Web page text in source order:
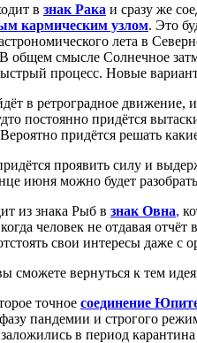
в знак Рака и сразу же
кармическим узлом. Это
лета в
В общем смысле Солнечное
процесс. Новые
в ретроградное движение,
постоянно придётся
придётся решать
проявить силу и
июня можно будет
из знака Рыб в знак Овна,
человек не отдавая
свои интересы даже с
вернуться к тем
точное соединение
пандемии и строгого
в период